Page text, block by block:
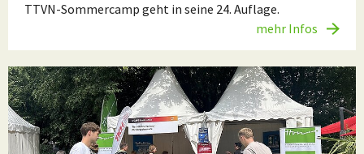
TTVN-Sommercamp geht in seine 24. Auflage.
mehr Infos